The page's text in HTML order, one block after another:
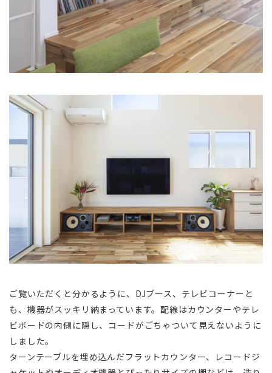
ご覧いただくと分かるように、DJブース、テレビコーナーと
も、機器がスッキリ納まっています。配線はカウンターやテレ
ビボードの内側に隠し、コードがごちゃついて見えないように
しました。
ターンテーブルを埋め込んだフラットカウンター、レコードジ